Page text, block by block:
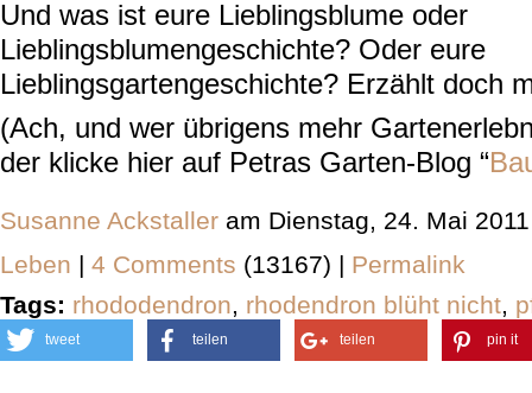
Und was ist eure Lieblingsblume oder
Lieblingsblumengeschichte? Oder eure
Lieblingsgartengeschichte? Erzählt doch
(Ach, und wer übrigens mehr
der klicke hier auf Petras Garten-Blog “
Susanne Ackstaller am Dienstag, 24. Mai
Leben | 4 Comments (13167) | Permalink
Tags: rhododendron, rhodendron blüht nicht,
tweet teilen teilen pin it